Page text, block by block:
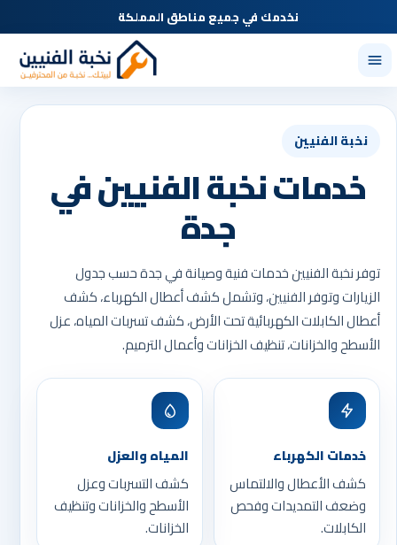
نخدمك في جميع مناطق المملكة
نخبة الفنيين
خدمات نخبة الفنيين في
جدة
توفر نخبة الفنيين خدمات فنية وصيانة في جدة حسب جدول
الزيارات وتوفر الفنيين، وتشمل كشف أعطال الكهرباء، كشف
أعطال الكابلات الكهربائية تحت الأرض، كشف تسربات المياه، عزل
الأسطح والخزانات، تنظيف الخزانات وأعمال الترميم.
خدمات الكهرباء
كشف الأعطال والالتماس
وضعف التمديدات وفحص
الكابلات.
المياه والعزل
كشف التسربات وعزل
الأسطح والخزانات وتنظيف
الخزانات.